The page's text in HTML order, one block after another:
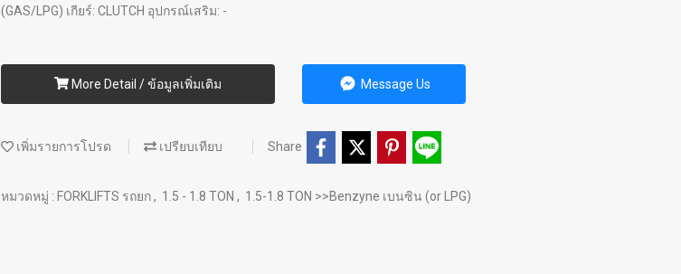
(GAS/LPG) เกียร์: CLUTCH อุปกรณ์เสริม: -
More Detail / ข้อมูลเพิ่มเติม Message Us
เพิ่มรายการโปรด เปรียบเทียบ Share
หมวดหมู่ : FORKLIFTS รถยก, 1.5 - 1.8 TON , 1.5-1.8 TON >>Benzyne เบนซิน (or LPG)